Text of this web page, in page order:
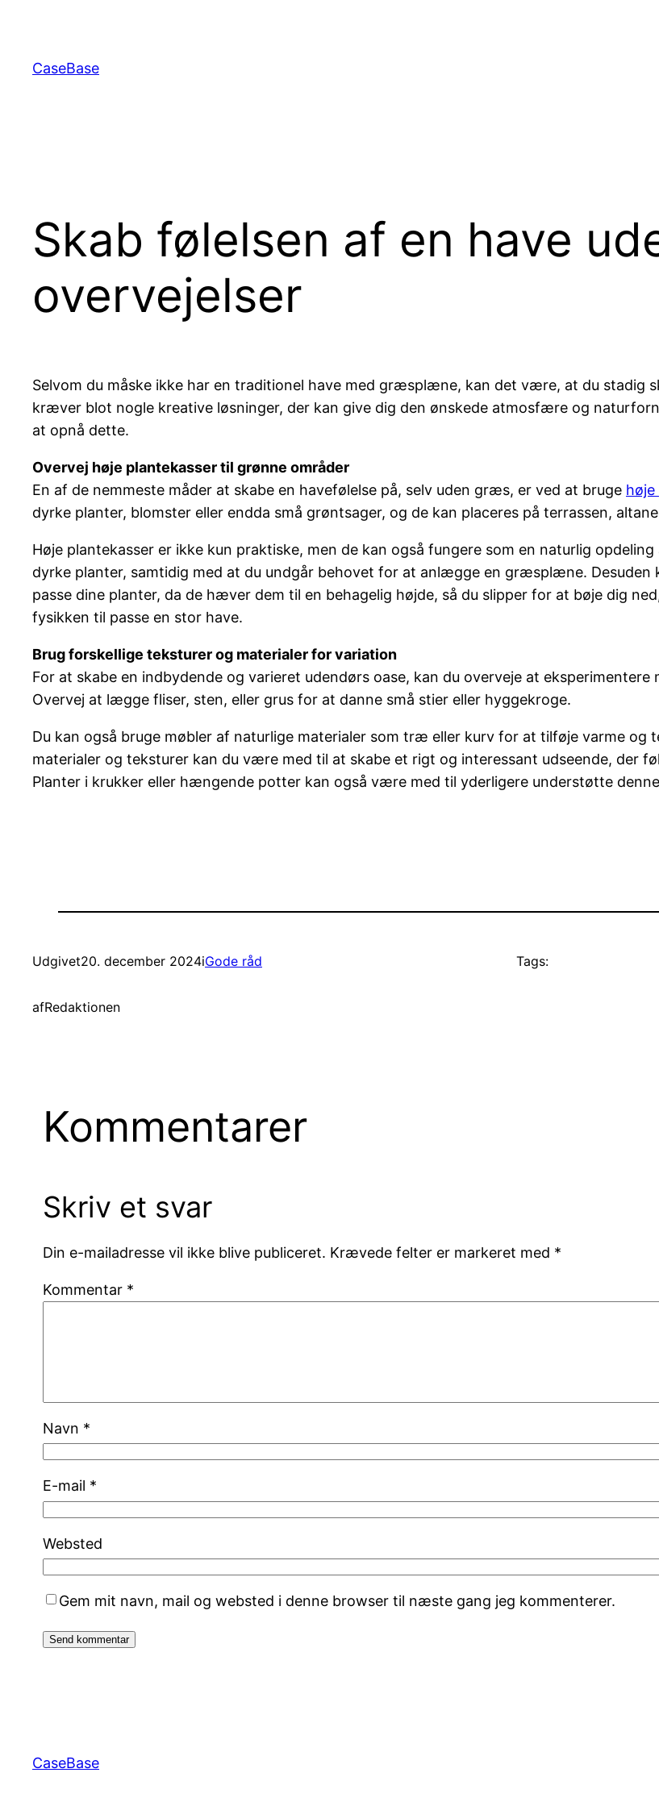
indhold
CaseBase
Skab følelsen af en have
overvejelser
Selvom du måske ikke har en traditionel have med græsplæne, kan det være, at du stadig
kræver blot nogle kreative løsninger, der kan give dig den ønskede atmosfære og
at opnå dette.
Overvej høje plantekasser til grønne områder
En af de nemmeste måder at skabe en havefølelse på, selv uden græs, er ved at bruge høje
dyrke planter, blomster eller endda små grøntsager, og de kan placeres på terrassen,
Høje plantekasser er ikke kun praktiske, men de kan også fungere som en naturlig
dyrke planter, samtidig med at du undgår behovet for at anlægge en græsplæne.
passe dine planter, da de hæver dem til en behagelig højde, så du slipper for at bøje dig
fysikken til passe en stor have.
Brug forskellige teksturer og materialer for variation
For at skabe en indbydende og varieret udendørs oase, kan du overveje at
Overvej at lægge fliser, sten, eller grus for at danne små stier eller hyggekroge.
Du kan også bruge møbler af naturlige materialer som træ eller kurv for at tilføje varme
materialer og teksturer kan du være med til at skabe et rigt og interessant udseende, der
Planter i krukker eller hængende potter kan også være med til yderligere understøtte
Udgivet20. december 2024iGode råd
afRedaktionen
Tags:
Kommentarer
Skriv et svar
Din e-mailadresse vil ikke blive publiceret. Krævede felter er markeret med *
Kommentar *
Navn *
E-mail *
Websted
Gem mit navn, mail og websted i denne browser til næste gang jeg kommenterer.
CaseBase